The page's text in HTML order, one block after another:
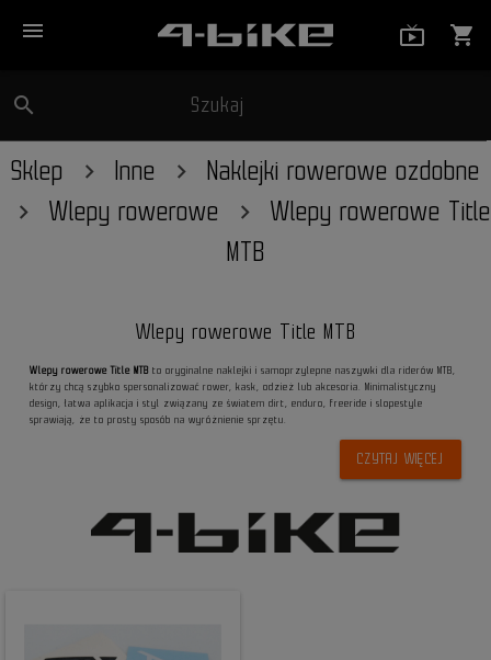
menu shopping_cart
search Szukaj
Sklep Inne
Naklejki rowerowe ozdobne
Wlepy rowerowe
Wlepy rowerowe Title
MTB
Wlepy rowerowe Title MTB
Wlepy rowerowe Title MTB to oryginalne naklejki i samoprzylepne naszywki dla riderów MTB,
którzy chcą szybko spersonalizować rower, kask, odzież lub akcesoria. Minimalistyczny
design, łatwa aplikacja i styl związany ze światem dirt, enduro, freeride i slopestyle
sprawiają, że to prosty sposób na wyróżnienie sprzętu.
CZYTAJ WIĘCEJ